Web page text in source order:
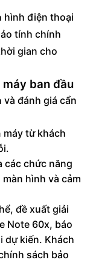
hình điện thoại
tính chính
gian cho
ban đầu
đánh giá cẩn
máy từ khách
các chức năng
hình và cảm
đề xuất giải
Note 60x, báo
dự kiến. Khách
sách bảo